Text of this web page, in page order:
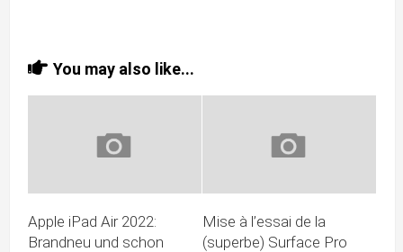
You may also like...
Apple iPad Air 2022:
Brandneu und schon
Mise à l’essai de la
(superbe) Surface Pro